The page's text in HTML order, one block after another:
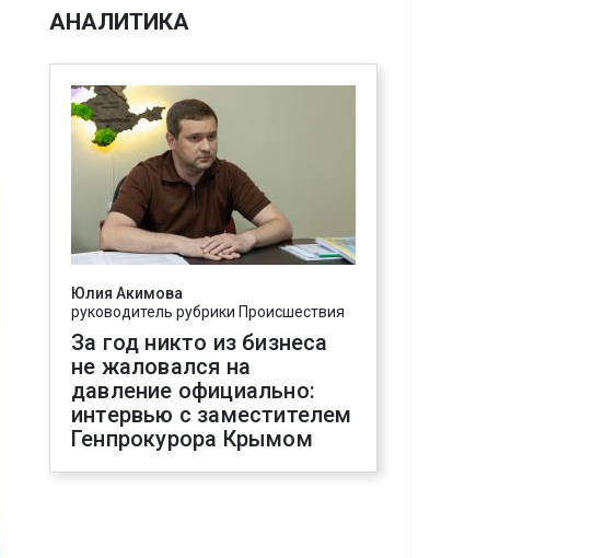
АНАЛИТИКА
Юлия Акимова
руководитель рубрики Происшествия
За год никто из бизнеса
не жаловался на
давление официально:
интервью с заместителем
Генпрокурора Крымом